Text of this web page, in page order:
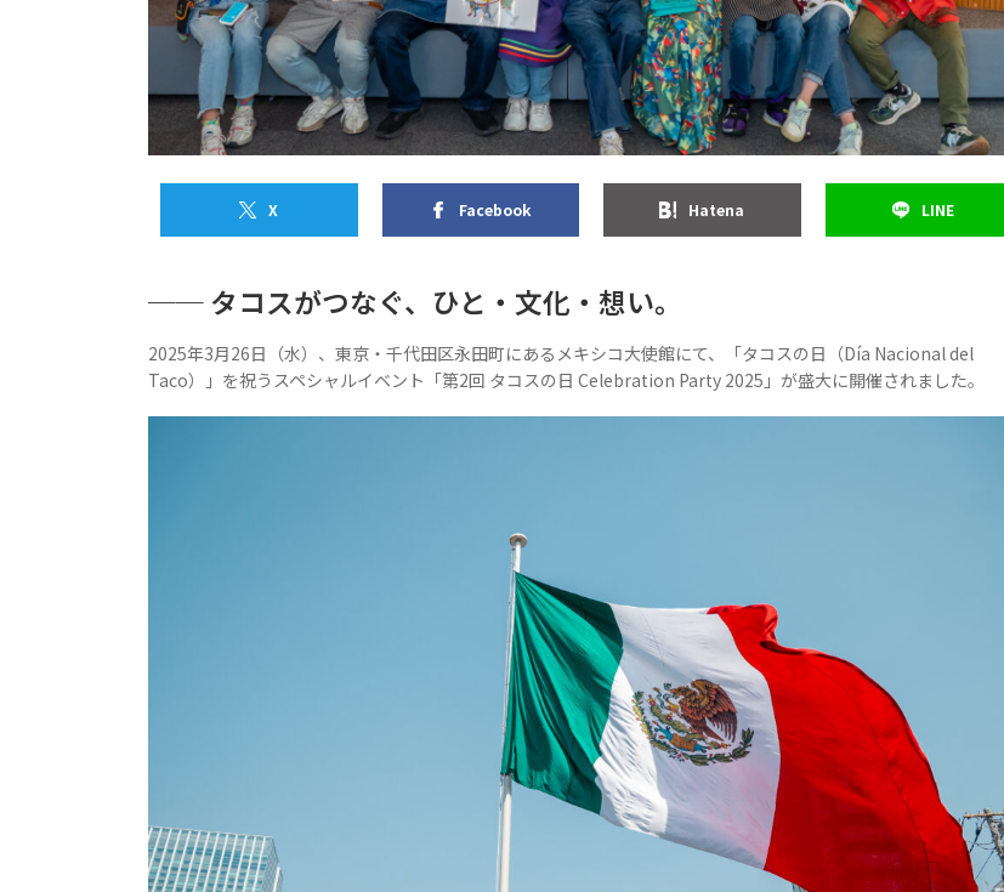
X Facebook Hatena LINE
── タコスがつなぐ、ひと・文化・想い。
2025年3月26日（水）、東京・千代田区永田町にあるメキシコ大使館にて、「タコスの日（Día Nacional del
Taco）」を祝うスペシャルイベント「第2回 タコスの日 Celebration Party 2025」が盛大に開催されました。